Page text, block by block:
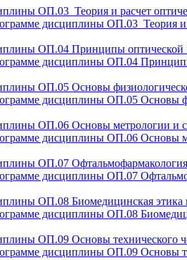
ОП.03 Теория и расчет
дисциплины ОП.03 Теория и
ОП.04 Принципы оптической
дисциплины ОП.04
ОП.05 Основы
дисциплины ОП.05 Основы
ОП.06 Основы метрологии и
дисциплины ОП.06 Основы
ОП.07 Офтальмофармакология
дисциплины ОП.07
ОП.08 Биомедицинская
дисциплины ОП.08
ОП.09 Основы технического
дисциплины ОП.09 Основы